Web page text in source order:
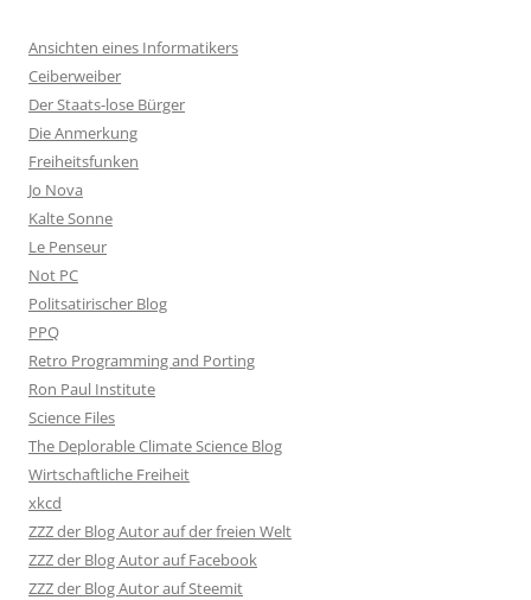
Ansichten eines Informatikers
Ceiberweiber
Der Staats-lose Bürger
Die Anmerkung
Freiheitsfunken
Jo Nova
Kalte Sonne
Le Penseur
Not PC
Politsatirischer Blog
PPQ
Retro Programming and Porting
Ron Paul Institute
Science Files
The Deplorable Climate Science Blog
Wirtschaftliche Freiheit
xkcd
ZZZ der Blog Autor auf der freien Welt
ZZZ der Blog Autor auf Facebook
ZZZ der Blog Autor auf Steemit